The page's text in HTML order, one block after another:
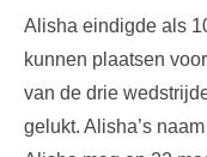
Alisha eindigde als
kunnen plaatsen
van de drie
gelukt. Alisha’s